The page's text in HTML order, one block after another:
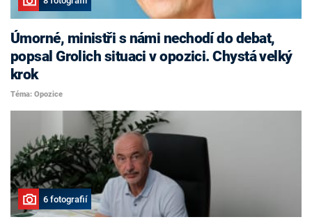
Úmorné, ministři s námi nechodí do debat,
popsal Grolich situaci v opozici. Chystá velký
krok
Téma: Opozice
6 fotografií